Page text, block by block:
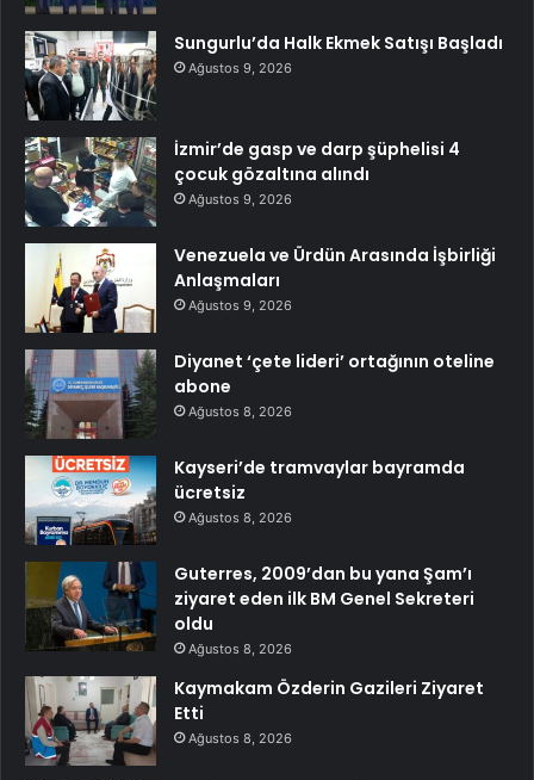
Sungurlu’da Halk Ekmek Satışı Başladı
Ağustos 9, 2026
İzmir’de gasp ve darp şüphelisi 4
çocuk gözaltına alındı
Ağustos 9, 2026
Venezuela ve Ürdün Arasında İşbirliği
Anlaşmaları
Ağustos 9, 2026
Diyanet ‘çete lideri’ ortağının oteline
abone
Ağustos 8, 2026
Kayseri’de tramvaylar bayramda
ücretsiz
Ağustos 8, 2026
Guterres, 2009’dan bu yana Şam’ı
ziyaret eden ilk BM Genel Sekreteri
oldu
Ağustos 8, 2026
Kaymakam Özderin Gazileri Ziyaret
Etti
Ağustos 8, 2026